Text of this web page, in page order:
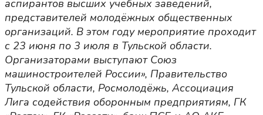
аспирантов высших учебных заведений,
представителей молодёжных общественных
организаций. В этом году мероприятие проходит
с 23 июня по 3 июля в Тульской области.
Организаторами выступают Союз
машиностроителей России», Правительство
Тульской области, Росмолодёжь, Ассоциация
Лига содействия оборонным предприятиям, ГК